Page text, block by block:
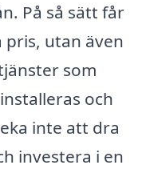
På så sätt får
utan även
som
och
inte att dra
investera i en